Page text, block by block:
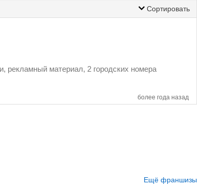
Сортировать
более года назад
материал, 2 городских номера
Ещё франшизы